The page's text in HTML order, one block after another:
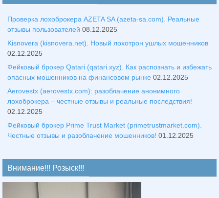
Проверка лохоброкера AZETA SA (azeta-sa.com). Реальные
отзывы пользователей 08.12.2025
Kisnovera (kisnovera.net). Новый лохотрон ушлых мошенников
02.12.2025
Фейковый брокер Qatari (qatari.xyz). Как распознать и избежать
опасных мошенников на финансовом рынке 02.12.2025
Aerovestx (aerovestx.com): разоблачение анонимного
лохоброкера – честные отзывы и реальные последствия!
02.12.2025
Фейковый брокер Prime Trust Market (primetrustmarket.com).
Честные отзывы и разоблачение мошенников! 01.12.2025
Внимание!!! Розыск!!!